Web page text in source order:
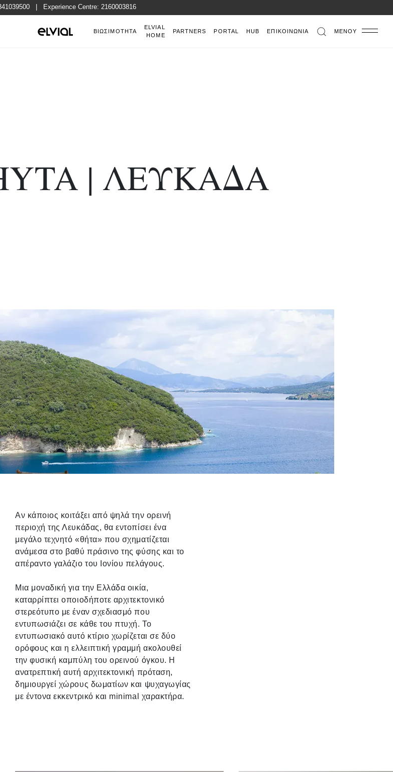
| Experience Centre: 2160003816
GR
ΒΙΩΣΙΜΟΤΗΤΑ
ELVIAL
HOME
PARTNERS PORTAL HUB ΕΠΙΚΟΙΝΩΝΊΑ ΜΕΝΟΎ
| ΛΕΥΚΆΔΑ
Αν κάποιος κοιτάξει από ψηλά την ορεινή
περιοχή της Λευκάδας, θα εντοπίσει ένα
μεγάλο τεχνητό «θήτα» που σχηματίζεται
ανάμεσα στο βαθύ πράσινο της φύσης και το
απέραντο γαλάζιο του Ιονίου πελάγους.
Μια μοναδική για την Ελλάδα οικία,
καταρρίπτει οποιοδήποτε αρχιτεκτονικό
στερεότυπο με έναν σχεδιασμό που
εντυπωσιάζει σε κάθε του πτυχή. Το
εντυπωσιακό αυτό κτίριο χωρίζεται σε δύο
ορόφους και η ελλειπτική γραμμή ακολουθεί
την φυσική καμπύλη του ορεινού όγκου. Η
ανατρεπτική αυτή αρχιτεκτονική πρόταση,
δημιουργεί χώρους δωματίων και ψυχαγωγίας
με έντονα εκκεντρικό και minimal χαρακτήρα.